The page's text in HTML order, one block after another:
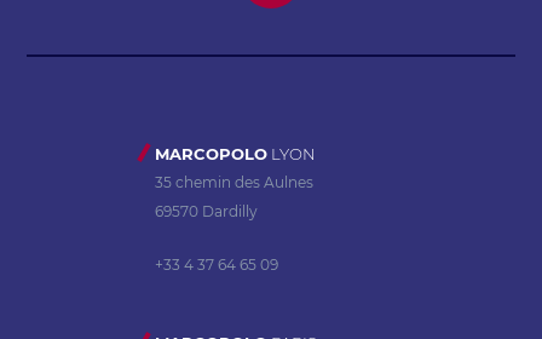
MARCOPOLO LYON
35 chemin des Aulnes
69570 Dardilly
+33 4 37 64 65 09